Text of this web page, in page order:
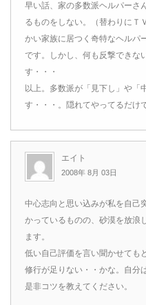
早い話、家の多数派ヘルパーさ
るものをしない。（替わりにＴ
かい家族に居つく奇特なヘルパ
です。しかし、何も反撃できな
す・・・
以上。多数派が「見下し」や「
す・・・。隠れてやってるだけ
エイト
2008年 8月 03日
中心志向と思い込みが私を自己
かっているものの、砂漠を放浪
ます。
低い自己評価を言い聞かせても
修行が足りない・・かな。自分
是非コツを教えてください。